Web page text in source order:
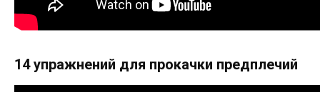
14 упражнений для прокачки предплечий